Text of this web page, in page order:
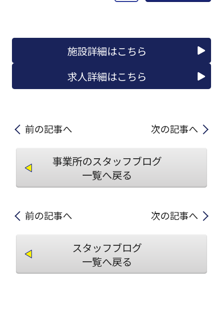
施設詳細はこちら
求人詳細はこちら
前の記事へ 次の記事へ
事業所のスタッフブログ
一覧へ戻る
前の記事へ 次の記事へ
スタッフブログ
一覧へ戻る